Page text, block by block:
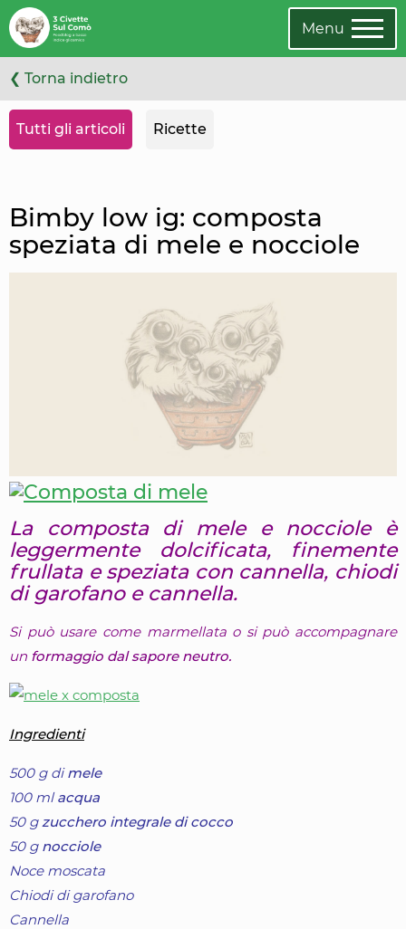
Leggi
l'articolo
Oppure
cambia
categoria
Menu
❮ Torna indietro
Tutti gli articoli Ricette
Bimby low ig: composta
speziata di mele e nocciole
La composta di mele e nocciole è
leggermente dolcificata, finemente
frullata e speziata con cannella, chiodi
di garofano e cannella.
Si può usare come marmellata o si può accompagnare
un formaggio dal sapore neutro.
Ingredienti
500 g dimele
100 mlacqua
50 gzucchero integrale di cocco
50 g nocciole
Noce moscata
Chiodi di garofano
Cannella